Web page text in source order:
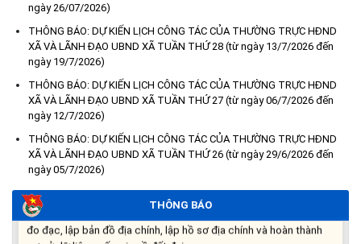
ngày 26/07/2026)
THÔNG BÁO: DỰ KIẾN LỊCH CÔNG TÁC CỦA THƯỜNG TRỰC HĐND
XÃ VÀ LÃNH ĐẠO UBND XÃ TUẦN THỨ 28 (từ ngày 13/7/2026 đến
ngày 19/7/2026)
THÔNG BÁO: DỰ KIẾN LỊCH CÔNG TÁC CỦA THƯỜNG TRỰC HĐND
XÃ VÀ LÃNH ĐẠO UBND XÃ TUẦN THỨ 27 (từ ngày 06/7/2026 đến
ngày 12/7/2026)
THÔNG BÁO: DỰ KIẾN LỊCH CÔNG TÁC CỦA THƯỜNG TRỰC HĐND
XÃ VÀ LÃNH ĐẠO UBND XÃ TUẦN THỨ 26 (từ ngày 29/6/2026 đến
ngày 05/7/2026)
THÔNG BÁO
Kế hoạch Tổ chức lấy mẫu hài cốt liệt sĩ đối với các mộ chưa
xác định được thông tin trong nghĩa trang liệt sĩ trên địa bàn xã
Ea Súp để giám định AND
(06/08/2026)
Thông báo nghiêm cấm sử dụng đất với khu vực Quy hoạch
cấp đất sản xuất cho các hộ nghèo, cận nghèo thiếu đất sản
xuất trên địa bàn xã.
(06/08/2026)
THÔNG BÁO: Cảnh báo thủ đoạn lừa đảo thông qua công tác
đo đạc, lập bản đồ địa chính, lập hồ sơ địa chính và hoàn thành
cơ sở dữ liệu quốc gia về đất đai